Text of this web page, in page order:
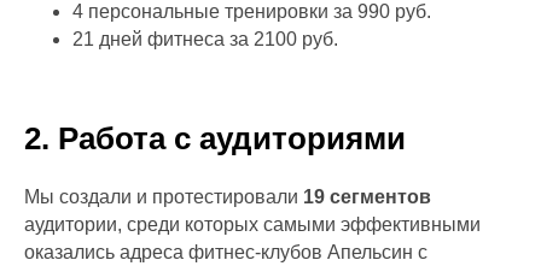
4 персональные тренировки за 990 руб.
21 дней фитнеса за 2100 руб.
2. Работа с аудиториями
Мы создали и протестировали 19 сегментов
аудитории, среди которых самыми эффективными
оказались адреса фитнес-клубов Апельсин с